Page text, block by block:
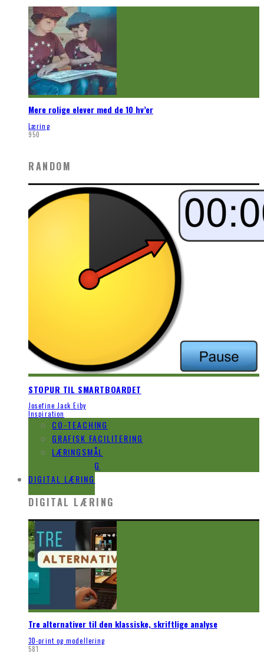
Mere rolige elever med de 10 hv’er
Læring
950
RANDOM
STOPUR TIL SMARTBOARDET
Josefine Jack Eiby
Inspiration
CO-TEACHING
GRAFISK FACILITERING
LÆRINGSMÅL
EVALUERING
DIGITAL LÆRING
DIGITAL LÆRING
Tre alternativer til den klassiske, skriftlige analyse
3D-print og modellering
581